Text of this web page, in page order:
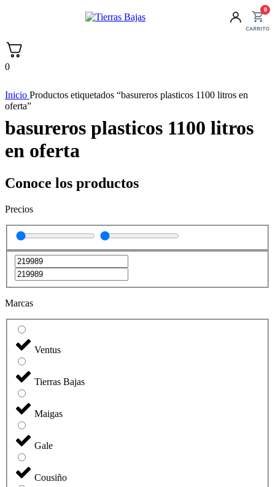
0
0
Inicio Productos etiquetados “basureros plasticos 1100 litros en
oferta”
basureros plasticos 1100 litros
en oferta
Conoce los productos
Precios
Marcas
Ventus
Tierras Bajas
Maigas
Gale
Cousiño